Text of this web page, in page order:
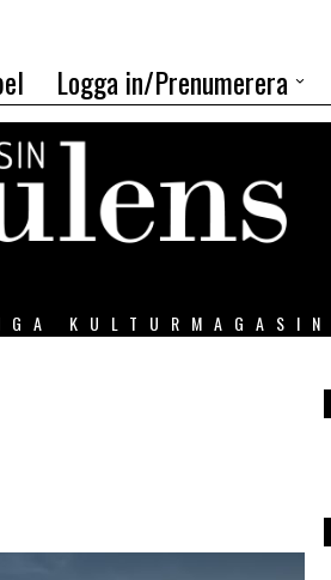
Logga in/Prenumerera
KULTURMAGASIN